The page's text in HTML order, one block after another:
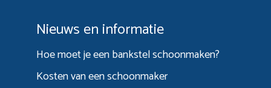
Nieuws en informatie
Hoe moet je een bankstel schoonmaken?
Kosten van een schoonmaker